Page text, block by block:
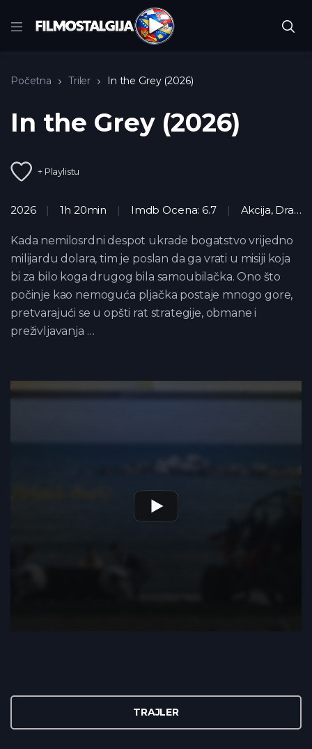
Početna Triler In the Grey (2026)
TRAJLER
In the Grey (2026)
+ Playlistu
2026 1h 20min Imdb Ocena: 6.7 Akcija, Drama
Kada nemilosrdni despot ukrade bogatstvo vrijedno
milijardu dolara, tim je poslan da ga vrati u misiji koja
bi za bilo koga drugog bila samoubilačka. Ono što
počinje kao nemoguća pljačka postaje mnogo gore,
pretvarajući se u opšti rat strategije, obmane i
preživljavanja …